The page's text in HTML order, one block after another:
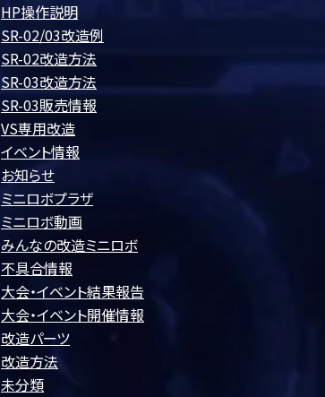
HP操作説明
SR-02/03改造例
SR-02改造方法
SR-03改造方法
SR-03販売情報
VS専用改造
イベント情報
お知らせ
ミニロボプラザ
ミニロボ動画
みんなの改造ミニロボ
不具合情報
大会・イベント結果報告
大会・イベント開催情報
改造パーツ
改造方法
未分類